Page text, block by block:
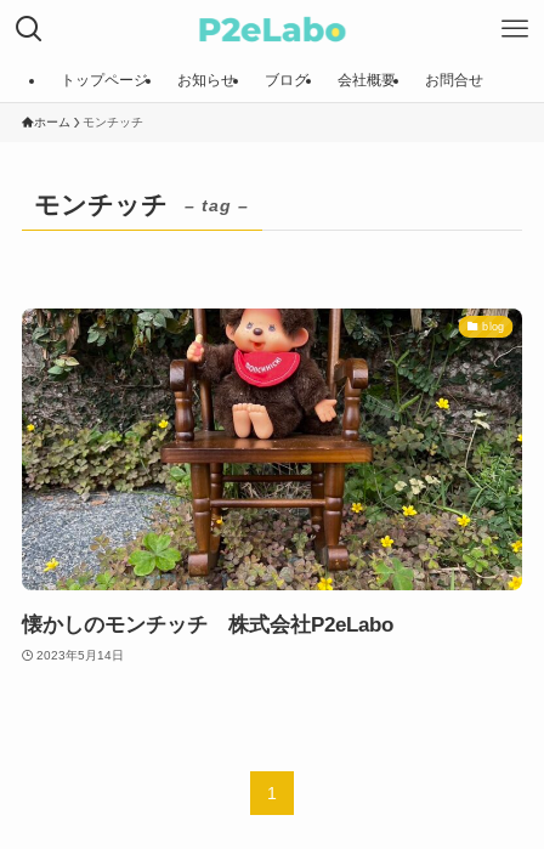
トップページ お知らせ ブログ 会社概要 お問合せ
ホーム モンチッチ
モンチッチ – tag –
blog
懐かしのモンチッチ 株式会社P2eLabo
2023年5月14日
1